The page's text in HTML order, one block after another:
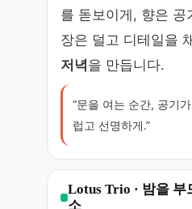
를 돋보이게, 향은 공
장은 덜고 디테일을
저녁을 만듭니다.
“문을 여는 순간, 공기
럽고 선명하게.”
Lotus Trio · 밤을 부
소